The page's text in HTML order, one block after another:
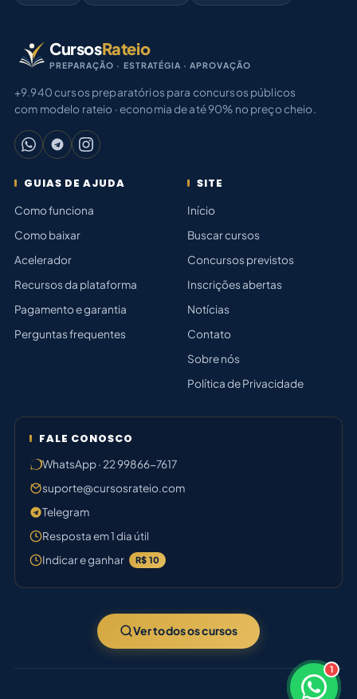
× 1
CursosRateio
PREPARAÇÃO · ESTRATÉGIA · APROVAÇÃO
+9.940 cursos preparatórios para concursos públicos
com modelo rateio · economia de até 90% no preço cheio.
GUIAS DE AJUDA
Como funciona
Como baixar
Acelerador
Recursos da plataforma
Pagamento e garantia
Perguntas frequentes
SITE
Início
Buscar cursos
Concursos previstos
Inscrições abertas
Notícias
Contato
Sobre nós
Política de Privacidade
FALE CONOSCO
WhatsApp · 22 99866-7617
suporte@cursosrateio.com
Telegram
Resposta em 1 dia útil
Indicar e ganhar
R$ 10
Ver todos os cursos